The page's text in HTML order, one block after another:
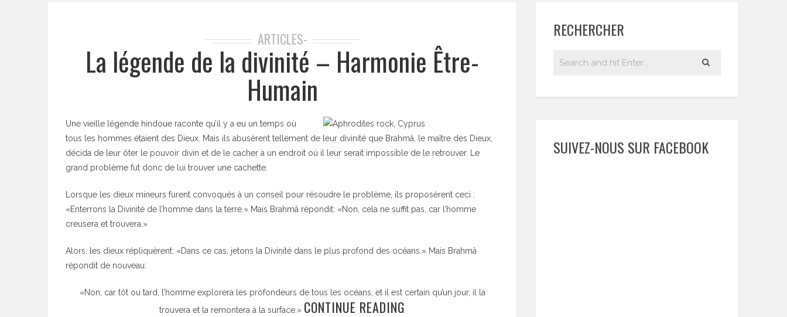
ARTICLES-
La légende de la divinité – Harmonie Être-
Humain
Une vieille légende hindoue raconte qu’il y a eu un temps où
tous les hommes étaient des Dieux. Mais ils abusèrent tellement de leur divinité que Brahmâ, le maître des Dieux,
décida de leur ôter le pouvoir divin et de le cacher à un endroit où il leur serait impossible de le retrouver. Le
grand problème fut donc de lui trouver une cachette.
Lorsque les dieux mineurs furent convoqués à un conseil pour résoudre le problème, ils proposèrent ceci :
«Enterrons la Divinité de l’homme dans la terre.» Mais Brahmâ répondit: «Non, cela ne suffit pas, car l’homme
creusera et trouvera.»
Alors, les dieux répliquèrent: «Dans ce cas, jetons la Divinité dans le plus profond des océans.» Mais Brahmâ
répondit de nouveau:
«Non, car tôt ou tard, l’homme explorera les profondeurs de tous les océans, et il est certain qu’un jour, il la
trouvera et la remontera à la surface.» CONTINUE READING
RECHERCHER
SUIVEZ-NOUS SUR FACEBOOK